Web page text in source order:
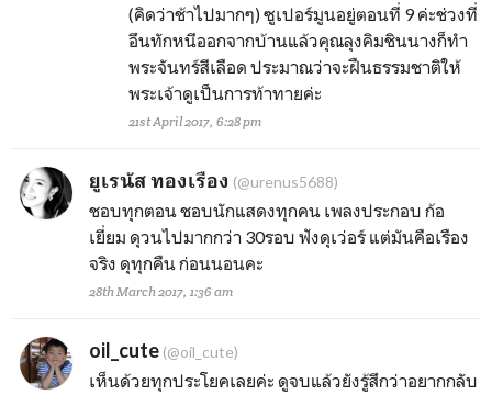
(คิดว่าช้าไปมากๆ) ซูเปอร์มูนอยู่ตอนที่ 9 ค่ะช่วงที่
อึนทักหนีออกจากบ้านแล้วคุณลุงคิมชินนางก็ทำ
พระจันทร์สีเลือด ประมาณว่าจะฝืนธรรมชาติให้
พระเจ้าดูเป็นการท้าทายค่ะ
21st April 2017, 6:28 pm
ยูเรนัส ทองเรือง (@urenus5688)
ชอบทุกตอน ชอบนักแสดงทุกคน เพลงประกอบ ก้อ
เยี่ยม ดุวนไปมากกว่า 30รอบ ฟังดุเว่อร์ แต่มันคือเรือง
จริง ดุทุกคืน ก่อนนอนคะ
28th March 2017, 1:36 am
oil_cute (@oil_cute)
เห็นด้วยทุกประโยคเลยค่ะ ดูจบแล้วยังรู้สึกว่าอยากกลับ